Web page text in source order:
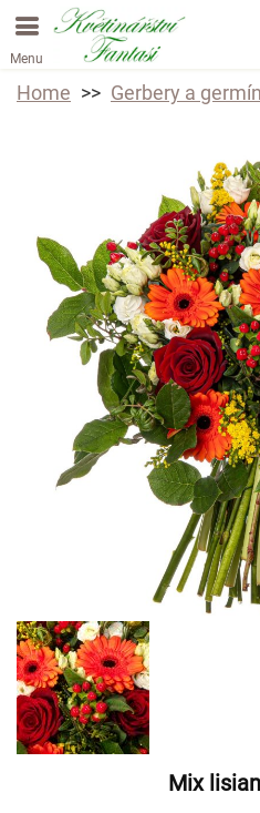
Menu
Home Gerbery a
Mix